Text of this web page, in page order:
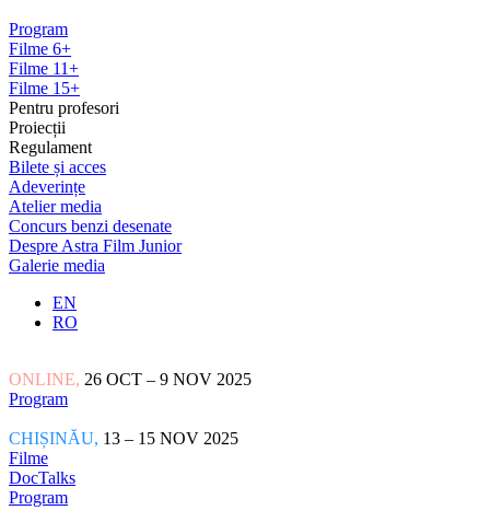
Program
Filme 6+
Filme 11+
Filme 15+
Pentru profesori
Proiecții
Regulament
Bilete și acces
Adeverințe
Atelier media
Concurs benzi desenate
Despre Astra Film Junior
Galerie media
EN
RO
ONLINE, 26 OCT – 9 NOV 2025
Program
CHIȘINĂU, 13 – 15 NOV 2025
Filme
DocTalks
Program